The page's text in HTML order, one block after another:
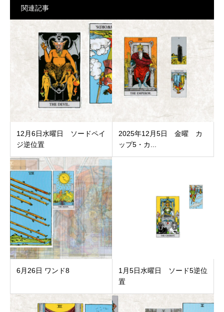
関連記事
12月6日水曜日 ソードペイ
ジ逆位置
2025年12月5日 金曜 カ
ップ5・カ...
6月26日 ワンド8
1月5日水曜日 ソード5逆位
置